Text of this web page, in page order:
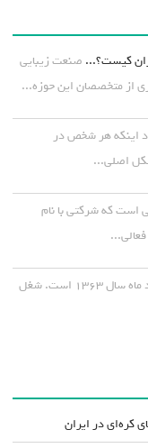
کیست؟... صنعت زیبایی
از متخصصان این حوزه...
اینکه هر شخص در
است که شرکتی با نام
مجید معین متولد ۱۷ مرداد ماه سال ۱۳۶۳ است. شغل
کره‌ای در ایران